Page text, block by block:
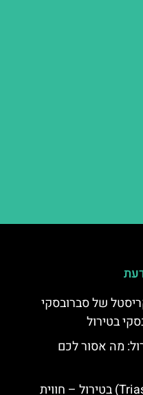
של סברובסקי
בטירול
מה אסור לכם
פארק הדינוזאורים (Triassic Park) בטירול – חווית